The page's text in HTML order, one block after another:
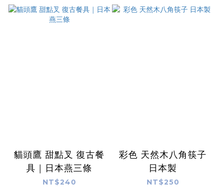
貓頭鷹 甜點叉 復古餐
具｜日本燕三條
NT$240
彩色 天然木八角筷子
日本製
NT$250